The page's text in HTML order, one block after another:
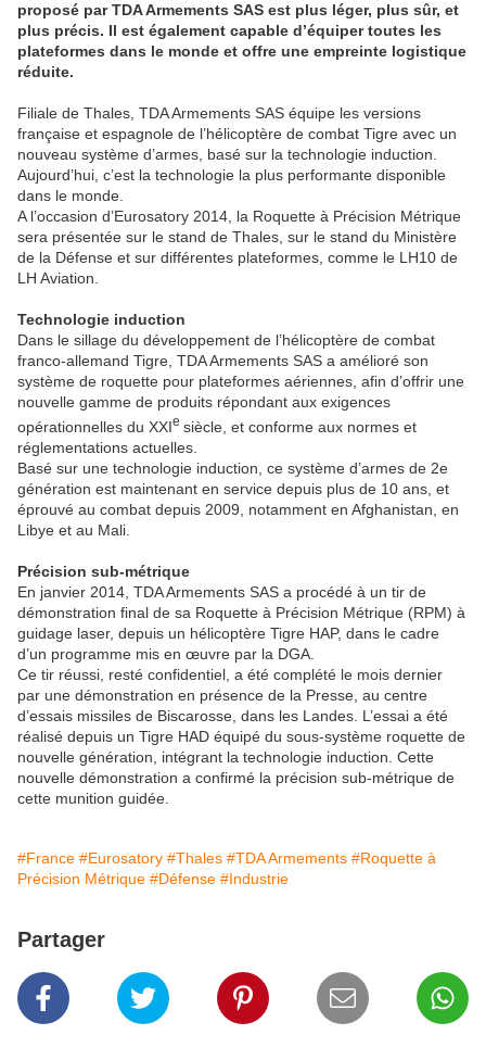
proposé par TDA Armements SAS est plus léger, plus sûr, et
plus précis. Il est également capable d’équiper toutes les
plateformes dans le monde et offre une empreinte logistique
réduite.
Filiale de Thales, TDA Armements SAS équipe les versions
française et espagnole de l’hélicoptère de combat Tigre avec un
nouveau système d’armes, basé sur la technologie induction.
Aujourd’hui, c’est la technologie la plus performante disponible
dans le monde.
A l’occasion d’Eurosatory 2014, la Roquette à Précision Métrique
sera présentée sur le stand de Thales, sur le stand du Ministère
de la Défense et sur différentes plateformes, comme le LH10 de
LH Aviation.
Technologie induction
Dans le sillage du développement de l’hélicoptère de combat
franco-allemand Tigre, TDA Armements SAS a amélioré son
système de roquette pour plateformes aériennes, afin d’offrir une
nouvelle gamme de produits répondant aux exigences
opérationnelles du XXIe siècle, et conforme aux normes et
réglementations actuelles.
Basé sur une technologie induction, ce système d’armes de 2e
génération est maintenant en service depuis plus de 10 ans, et
éprouvé au combat depuis 2009, notamment en Afghanistan, en
Libye et au Mali.
Précision sub-métrique
En janvier 2014, TDA Armements SAS a procédé à un tir de
démonstration final de sa Roquette à Précision Métrique (RPM) à
guidage laser, depuis un hélicoptère Tigre HAP, dans le cadre
d’un programme mis en œuvre par la DGA.
Ce tir réussi, resté confidentiel, a été complété le mois dernier
par une démonstration en présence de la Presse, au centre
d’essais missiles de Biscarosse, dans les Landes. L’essai a été
réalisé depuis un Tigre HAD équipé du sous-système roquette de
nouvelle génération, intégrant la technologie induction. Cette
nouvelle démonstration a confirmé la précision sub-métrique de
cette munition guidée.
#France #Eurosatory #Thales #TDA Armements #Roquette à
Précision Métrique #Défense #Industrie
Partager